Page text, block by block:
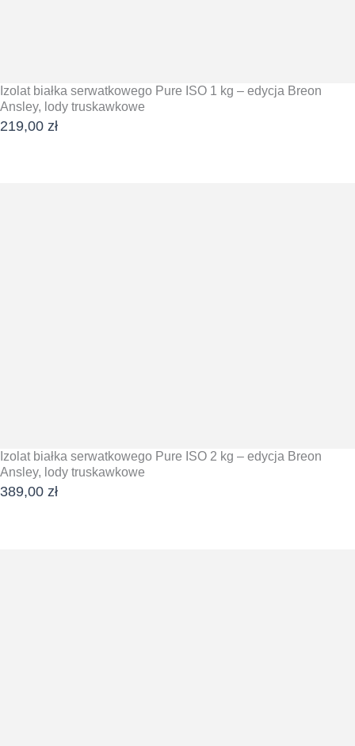
Izolat białka serwatkowego Pure ISO 1 kg – edycja Breon
Ansley, lody truskawkowe
219,00 zł
Izolat białka serwatkowego Pure ISO 2 kg – edycja Breon
Ansley, lody truskawkowe
389,00 zł